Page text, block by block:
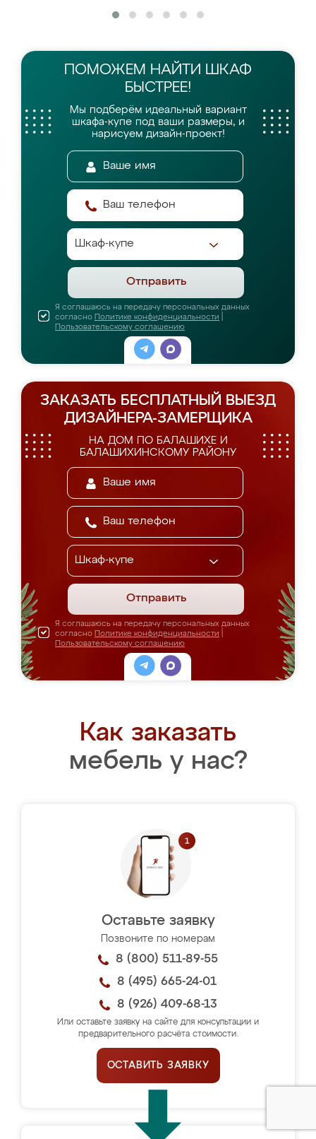
ПОМОЖЕМ НАЙТИ ШКАФ
БЫСТРЕЕ!
Мы подберём идеальный вариант
шкафа-купе под ваши размеры, и
нарисуем дизайн-проект!
Отправить
Я соглашаюсь на передачу персональных данных
согласно Политике конфиденциальности
Пользовательскому соглашению
ЗАКАЗАТЬ БЕСПЛАТНЫЙ ВЫЕЗД
ДИЗАЙНЕРА-ЗАМЕРЩИКА
НА ДОМ ПО БАЛАШИХЕ И
БАЛАШИХИНСКОМУ РАЙОНУ
Отправить
Я соглашаюсь на передачу персональных данных
согласно Политике конфиденциальности
Пользовательскому соглашению
Как заказать
мебель у нас?
Оставьте заявку
Позвоните по номерам
8 (800) 511-89-55
8 (495) 665-24-01
8 (926) 409-68-13
Или оставьте заявку на сайте для консультации и
предварительного расчёта стоимости.
ОСТАВИТЬ ЗАЯВКУ